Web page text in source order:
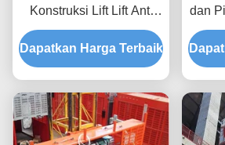
Konstruksi Lift Lift Anti
Korosi Untuk Bahan
Dapatkan Harga Terbaik
dan